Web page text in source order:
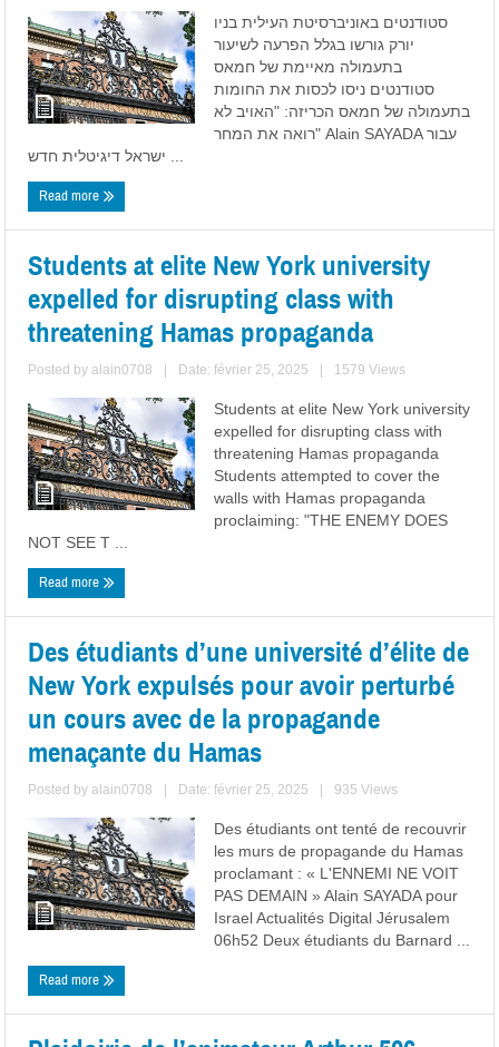
סטודנטים באוניברסיטת העילית בניו
יורק גורשו בגלל הפרעה לשיעור
בתעמולה מאיימת של חמאס
סטודנטים ניסו לכסות את החומות
בתעמולה של חמאס הכריזה: "האויב לא
רואה את המחר" Alain SAYADA עבור
Read more
Students at elite New York university
expelled for disrupting class with
threatening Hamas propaganda
Posted byalain0708 Date: février 25, 2025 1579 Views
Students at elite New York university
expelled for disrupting class with
threatening Hamas propaganda
Students attempted to cover the
walls with Hamas propaganda
proclaiming: "THE ENEMY DOES
NOT SEE T ...
Read more
Des étudiants d’une université d’élite de
New York expulsés pour avoir perturbé
un cours avec de la propagande
menaçante du Hamas
Posted byalain0708 Date: février 25, 2025 935 Views
Des étudiants ont tenté de recouvrir
les murs de propagande du Hamas
proclamant : « L'ENNEMI NE VOIT
PAS DEMAIN » Alain SAYADA pour
Israel Actualités Digital Jérusalem
06h52 Deux étudiants du Barnard ...
Read more